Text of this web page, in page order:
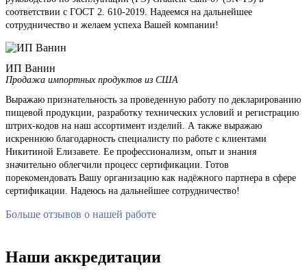
соответствии с ГОСТ 2. 610-2019. Надеемся на дальнейшее
сотрудничество и желаем успеха Вашей компании!
ИП Ванин
Продажа импортных продуктов из США
Выражаю признательность за проведенную работу по декларированию
пищевой продукции, разработку технических условий и регистрацию
штрих-кодов на наш ассортимент изделий. А также выражаю
искреннюю благодарность специалисту по работе с клиентами
Никитиной Елизавете. Ее профессионализм, опыт и знания
значительно облегчили процесс сертификации. Готов
порекомендовать Вашу организацию как надёжного партнера в сфере
сертификации. Надеюсь на дальнейшее сотрудничество!
Больше отзывов о нашей работе
Наши аккредитации